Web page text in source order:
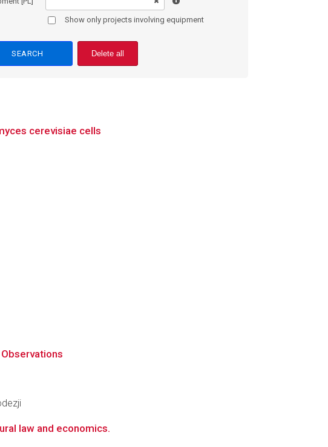
Show only projects involving equipment
Delete all
cerevisiae cells
law and economics.